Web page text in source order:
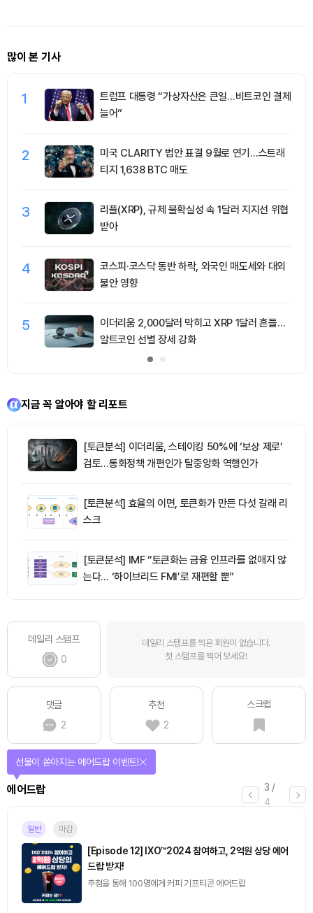
많이 본 기사
1
트럼프 대통령 “가상자산은 큰일…비트코인 결제
늘어”
2
미국 CLARITY 법안 표결 9월로 연기…스트래
티지 1,638 BTC 매도
3
리플(XRP), 규제 불확실성 속 1달러 지지선 위협
받아
4
코스피·코스닥 동반 하락, 외국인 매도세와 대외
불안 영향
5
이더리움 2,000달러 막히고 XRP 1달러 흔들…
알트코인 선별 장세 강화
지금 꼭 알아야 할 리포트
[토큰분석] 이더리움, 스테이킹 50%에 ‘보상 제로’
검토…통화정책 개편인가 탈중앙화 역행인가
[토큰분석] 효율의 이면, 토큰화가 만든 다섯 갈래 리
스크
[토큰분석] IMF “토큰화는 금융 인프라를 없애지 않
는다… ‘하이브리드 FMI’로 재편할 뿐”
데일리 스탬프
0
데일리 스탬프를 찍은 회원이 없습니다.
첫 스탬프를 찍어 보세요!
댓글
2
추천
2
스크랩
3 /
4
에어드랍
선물이 쏟아지는 에어드랍 이벤트!
일반 마감
[Episode 12] IXO™2024 참여하고, 2억원 상당 에어
드랍 받자!
추첨을 통해 100명에게 커피 기프티콘 에어드랍